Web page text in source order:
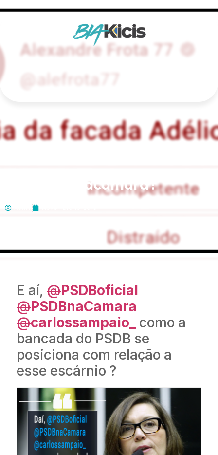
Iaí, @psdbnacamara?
E aí, @PSDBoficial
@PSDBnaCamara
@carlossampaio_ como a
bancada do PSDB se
posiciona com relação a
esse escárnio ?